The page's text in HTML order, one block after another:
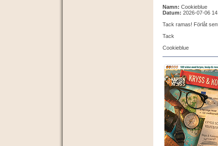
Namn: Cookieblue
Datum: 2026-07-06
Tack ramas! Förlåt
Tack
Cookieblue